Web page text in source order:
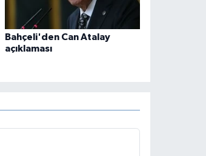
Bahçeli'den Can Atalay
açıklaması